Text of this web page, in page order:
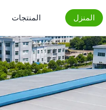
المنزل المنتجات